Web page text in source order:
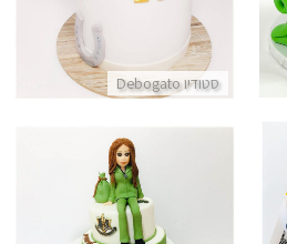
סטודיו Debogato
עוגת בצק סוכר לגיוס